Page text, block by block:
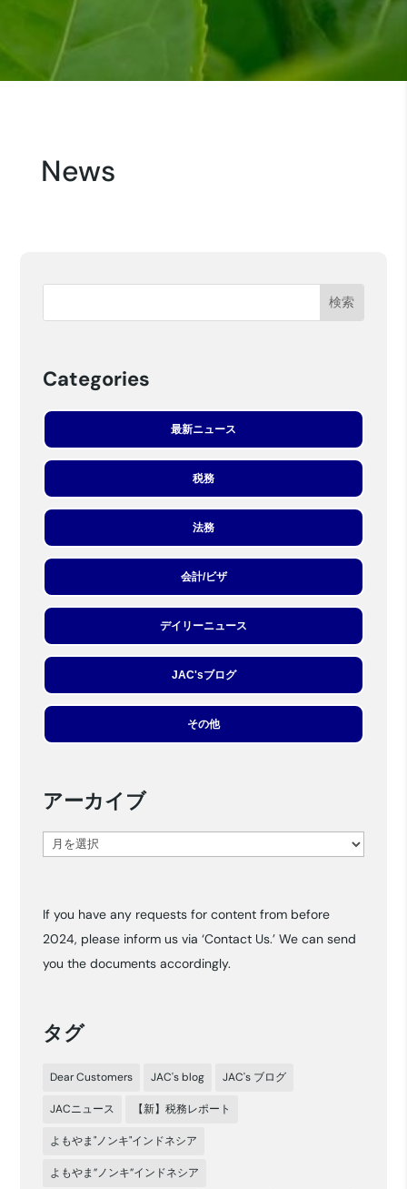
News
Categories
最新ニュース
税務
法務
会計/ビザ
デイリーニュース
JAC'sブログ
その他
アーカイブ
ア
イ
ブ
If you have any requests for content from before
2024, please inform us via ‘Contact Us.’ We can send
you the documents accordingly.
タグ
Dear Customers JAC's blog JAC's ブログ
JACニュース 【新】税務レポート
よもやま"ノンキ"インドネシア
よもやま”ノンキ”インドネシア